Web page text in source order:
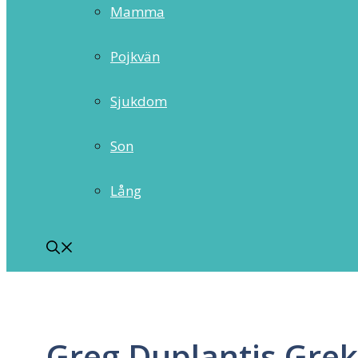
Mamma
Pojkvän
Sjukdom
Son
Lång